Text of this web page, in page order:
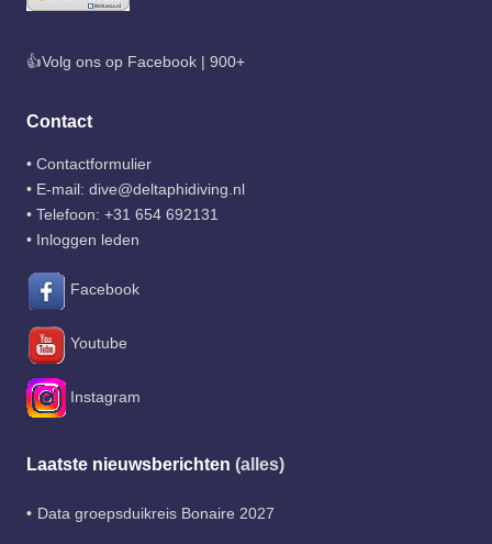
👍Volg ons op Facebook | 900+
Contact
• Contactformulier
• E-mail: dive@deltaphidiving.nl
• Telefoon: +31 654 692131
• Inloggen leden
Facebook
Youtube
Instagram
Laatste nieuwsberichten (alles)
Data groepsduikreis Bonaire 2027